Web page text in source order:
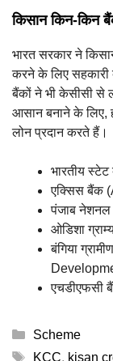
किसान किन-किन
भारत सरकार ने
करने के लिए सहकारी
बैंकों ने भी केसीसी से
आसान बनाने के लिए,
लोन प्रदान करते हैं।
भारतीय
एक्सिस बैंक
पंजाब
ओडिशा
बंगिया
एचडीएफसी
Categories
Scheme
Tags
KCC, kisan